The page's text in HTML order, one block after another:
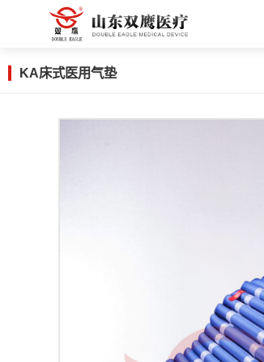
KA床式医用气垫